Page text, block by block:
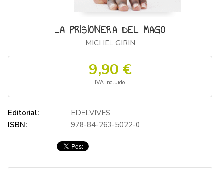
LA PRISIONERA DEL MAGO
MICHEL GIRIN
9,90 €
IVA incluido
Editorial:
EDELVIVES
ISBN:
978-84-263-5022-0